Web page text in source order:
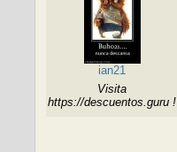
ian21
Visita
https://descuentos.guru !